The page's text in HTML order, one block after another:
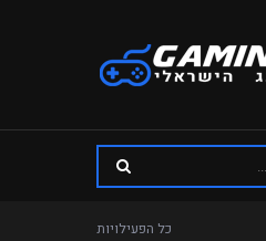
כל הפעילויות